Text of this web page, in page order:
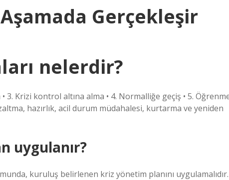
Gerçekleşir
nelerdir?
3. Krizi kontrol altına alma • 4. Normalliğe geçiş • 5.
hazırlık, acil durum müdahalesi, kurtarma ve yeniden
uygulanır?
kuruluş belirlenen kriz yönetim planını uygulamalıdır.